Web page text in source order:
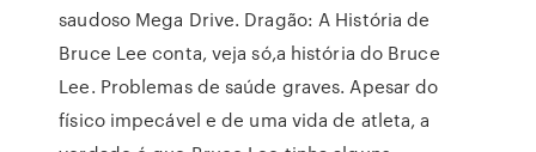
saudoso Mega Drive. Dragão: A História de
Bruce Lee conta, veja só,a história do Bruce
Lee. Problemas de saúde graves. Apesar do
físico impecável e de uma vida de atleta, a